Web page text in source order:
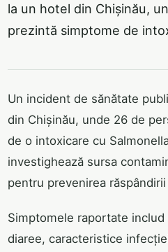
la un hotel din Chișinău,
prezintă simptome de
Un incident de sănătate
din Chișinău, unde 26 de
de o intoxicare cu
investighează sursa
pentru prevenirea
Simptomele raportate
diaree, caracteristice